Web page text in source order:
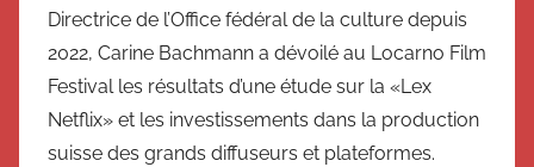
Directrice de l’Office fédéral de la culture depuis
2022, Carine Bachmann a dévoilé au Locarno Film
Festival les résultats d’une étude sur la «Lex
Netflix» et les investissements dans la production
suisse des grands diffuseurs et plateformes.